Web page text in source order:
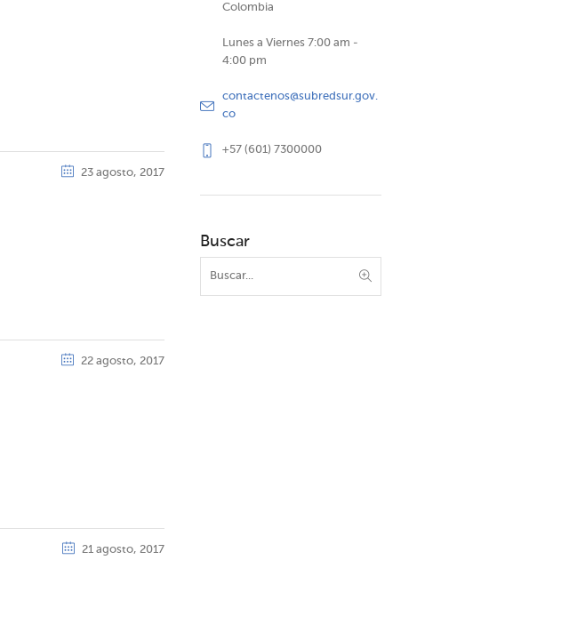
23 agosto, 2017
22 agosto, 2017
21 agosto, 2017
Colombia
Lunes a Viernes 7:00 am -
4:00 pm
contactenos@subredsur.gov.
co
+57 (601) 7300000
Buscar